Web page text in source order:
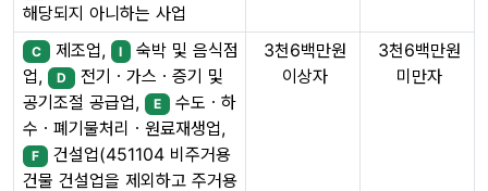
해당되지 아니하는 사업
C 제조업, I
숙박 및 음식점
업,
D 전기ㆍ가스ㆍ증기 및
공기조절 공급업,
E 수도ㆍ하
수ㆍ폐기물처리ㆍ원료재생업,
F 건설업(451104 비주거용
건물 건설업을 제외하고 주거용
3천6백만원
이상자
3천6백만원
미만자